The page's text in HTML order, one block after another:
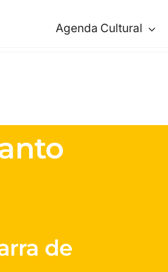
Agenda Cultural
de